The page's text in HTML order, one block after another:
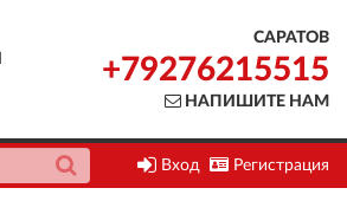
САРАТОВ
+79276215515
НАПИШИТЕ НАМ
Вход Регистрация